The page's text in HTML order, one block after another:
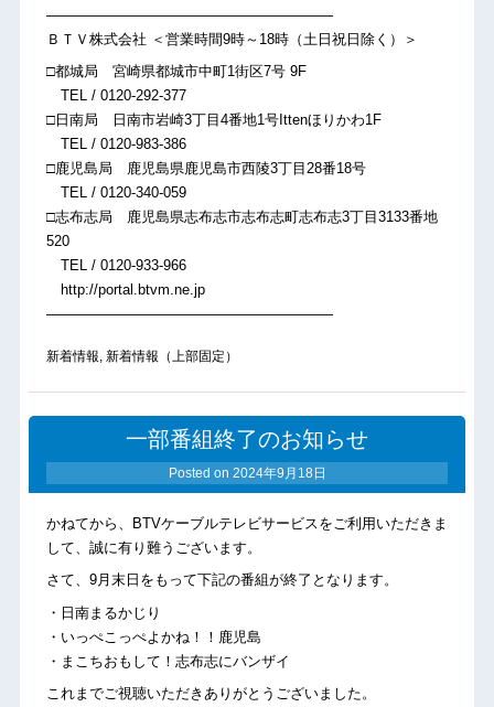
————————————————————
ＢＴＶ株式会社 ＜営業時間9時～18時（土日祝日除く）＞
□都城局 宮崎県都城市中町1街区7号 9F
TEL / 0120-292-377
□日南局 日南市岩崎3丁目4番地1号Ittenほりかわ1F
TEL / 0120-983-386
□鹿児島局 鹿児島県鹿児島市西陵3丁目28番18号
TEL / 0120-340-059
□志布志局 鹿児島県志布志市志布志町志布志3丁目3133番地
520
TEL / 0120-933-966
http://portal.btvm.ne.jp
————————————————————
新着情報, 新着情報（上部固定）
一部番組終了のお知らせ
Posted on 2024年9月18日
かねてから、BTVケーブルテレビサービスをご利用いただきま
して、誠に有り難うございます。
さて、9月末日をもって下記の番組が終了となります。
・日南まるかじり
・いっぺこっぺよかね！！鹿児島
・まこちおもして！志布志にバンザイ
これまでご視聴いただきありがとうございました。